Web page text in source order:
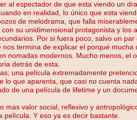
al espectador de que esta viendo un
en realidad, lo único que esta
de melodrama, que falla
su unidimensional protagonista y los
Por si fuera poco, salvo un par
nos termina de explicar el porqué mucha
nomadas modernos. Mucho menos, el
detrás de esta.
una película extremadamente
lo que aparenta, que casi no cuenta
de una película de lifetime y un
mas valor social, reflexivo y
película. Y eso ya es decir bastante.